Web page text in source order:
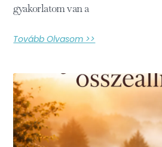
gyakorlatom van a
Tovább Olvasom >>